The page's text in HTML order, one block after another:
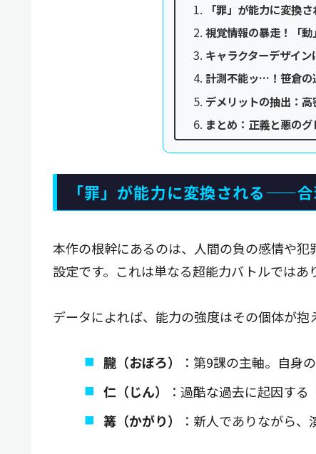
「罪」が能力に変換
視覚情報の暴走！「
キャラクターデザイ
計測不能ッ…！笹倉の
デメリットの抽出：
まとめ：正義と悪の
「罪」が能力に変換される——
本作の根幹にあるのは、人間の負の感情や
設定です。これは単なる超能力バトルではあ
データによれば、能力の強度はその個体が抱
朧（おぼろ）
：第9課の主軸。自身
仁（じん）
：過酷な過去に起因する
篝（かがり）
：新人でありながら、